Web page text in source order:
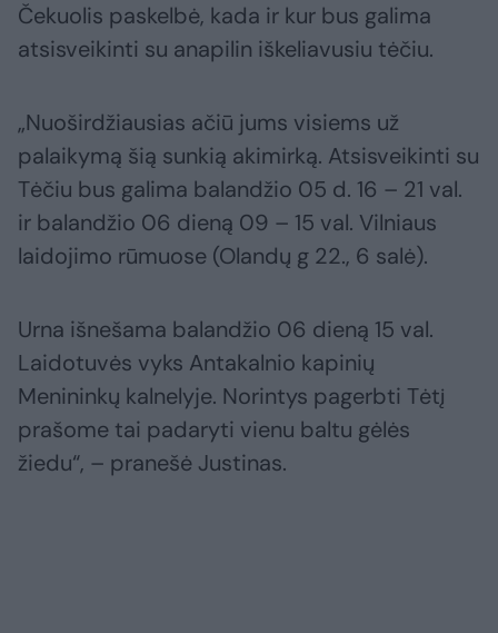
Čekuolis paskelbė, kada ir kur bus galima
atsisveikinti su anapilin iškeliavusiu tėčiu.
„Nuoširdžiausias ačiū jums visiems už
palaikymą šią sunkią akimirką. Atsisveikinti su
Tėčiu bus galima balandžio 05 d. 16 – 21 val.
ir balandžio 06 dieną 09 – 15 val. Vilniaus
laidojimo rūmuose (Olandų g 22., 6 salė).
Urna išnešama balandžio 06 dieną 15 val.
Laidotuvės vyks Antakalnio kapinių
Menininkų kalnelyje. Norintys pagerbti Tėtį
prašome tai padaryti vienu baltu gėlės
žiedu“, – pranešė Justinas.